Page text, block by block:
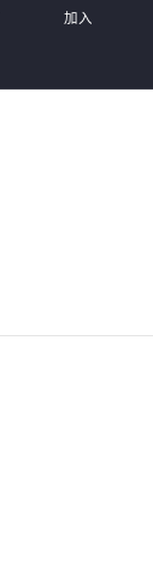
加入